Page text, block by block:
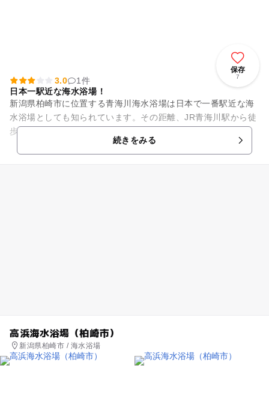
保存
7
3.0
1件
日本一駅近な海水浴場！
新潟県柏崎市に位置する青海川海水浴場は日本で一番駅近な海
水浴場としても知られています。その距離、JR青海川駅から徒
歩1分！ 電車から降りたら、すぐに海水浴が楽しめる距離で
続きをみる
高浜海水浴場（柏崎市）
新潟県柏崎市 / 海水浴場